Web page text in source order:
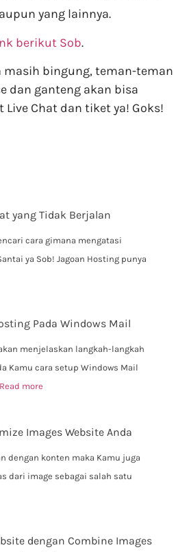
yang lainnya.
berikut Sob.
masih bingung, teman-teman
dan ganteng akan bisa
Chat dan tiket ya! Goks!
yang Tidak Berjalan
cara gimana mengatasi
ya Sob! Jagoan Hosting punya
Pada Windows Mail
menjelaskan langkah-langkah
Kamu cara setup Windows Mail
Read more
Images Website Anda
dengan konten maka Kamu juga
dari image sebagai salah satu
dengan Combine Images